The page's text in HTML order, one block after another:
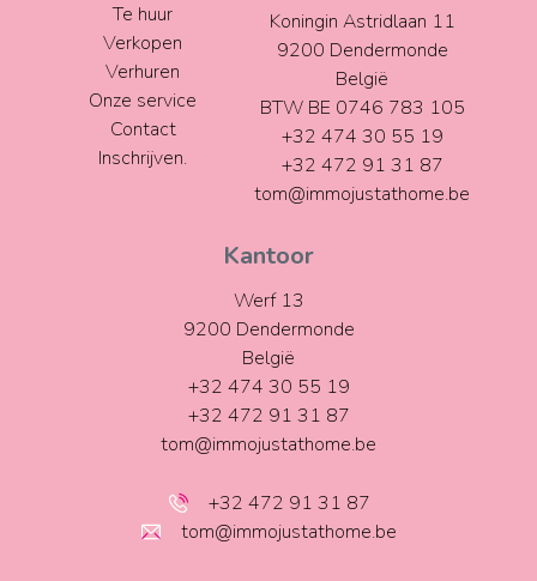
Te huur
Verkopen
Verhuren
Onze service
Contact
Inschrijven.
Koningin Astridlaan 11
9200 Dendermonde
België
BTW BE 0746 783 105
+32 474 30 55 19
+32 472 91 31 87
tom@immojustathome.be
Kantoor
Werf 13
9200 Dendermonde
België
+32 474 30 55 19
+32 472 91 31 87
tom@immojustathome.be
+32 472 91 31 87
tom@immojustathome.be